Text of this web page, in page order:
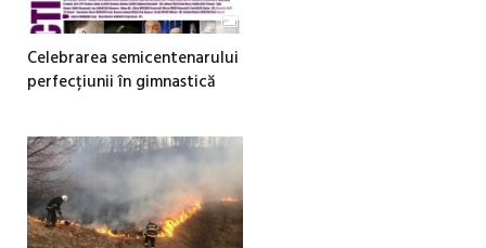
Celebrarea semicentenarului
perfecțiunii în gimnastică